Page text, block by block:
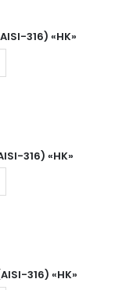
316) «HK»
316) «HK»
316) «HK»